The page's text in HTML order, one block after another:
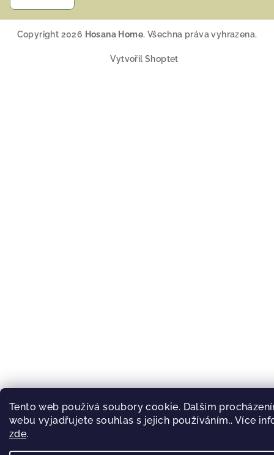
Tento web používá soubory cookie. Dalším
webu vyjadřujete souhlas s jejich používáním.. Více
zde.
Copyright 2026 Hosana Home. Všechna práva vyhrazena.
Vytvořil Shoptet